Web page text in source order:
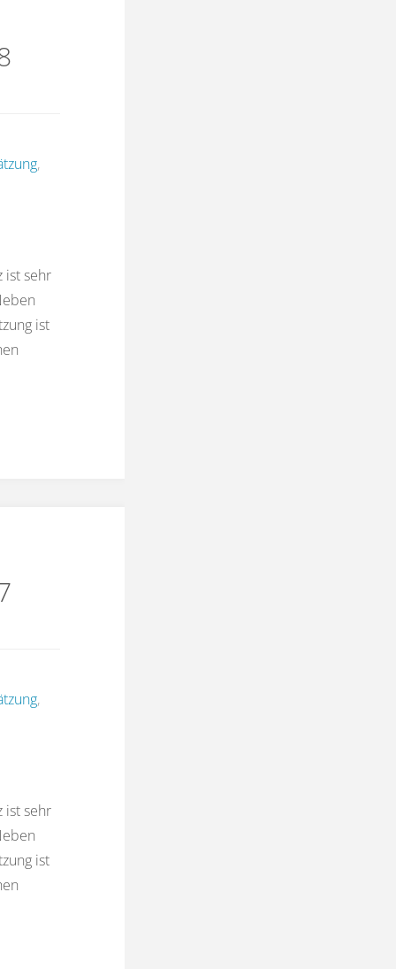
,
ist sehr
ist
,
ist sehr
ist